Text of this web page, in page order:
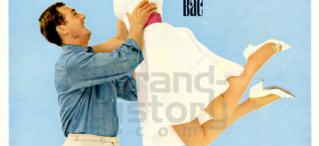
Bac Henkel Central Eastern Europe GmbH